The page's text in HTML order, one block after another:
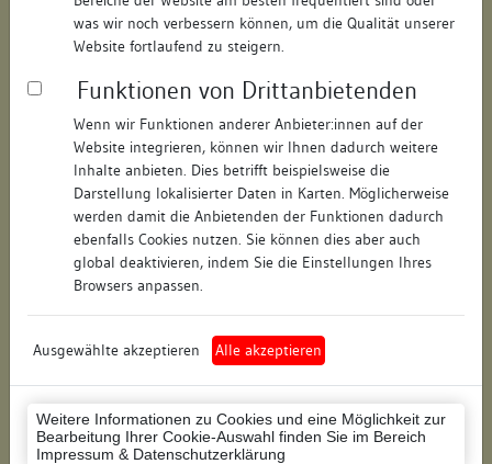
was wir noch verbessern können, um die Qualität unserer
Website fortlaufend zu steigern.
Funktionen von Drittanbietenden
Wenn wir Funktionen anderer Anbieter:innen auf der
Website integrieren, können wir Ihnen dadurch weitere
Inhalte anbieten. Dies betrifft beispielsweise die
Darstellung lokalisierter Daten in Karten. Möglicherweise
werden damit die Anbietenden der Funktionen dadurch
ebenfalls Cookies nutzen. Sie können dies aber auch
global deaktivieren, indem Sie die Einstellungen Ihres
Browsers anpassen.
Ausgewählte akzeptieren Alle akzeptieren
Weitere Informationen zu Cookies und eine Möglichkeit zur
Bearbeitung Ihrer Cookie-Auswahl finden Sie im Bereich
Impressum & Datenschutzerklärung
Hausnummer: 1
Postleitzahl: 73728
Stadt-Teilort: Esslingen am Neckar
Regierungsbezirk: Stuttgart
Esslingen (Landkreis)
Wohnplatzschlüssel: 8116019003
Flurstücknummer: keine
Historischer Straßenname: keiner
Lage des Wohnplatzes: